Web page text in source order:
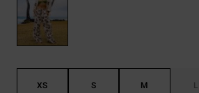
XS S M L